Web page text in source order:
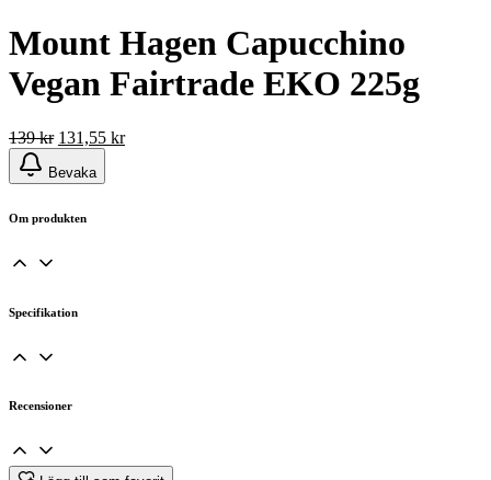
Mount Hagen Capucchino
Vegan Fairtrade EKO 225g
139kr Det
ursprungliga
priset
139 kr.
131,55 krDet
Bevaka
Om produkten
Specifikation
Recensioner